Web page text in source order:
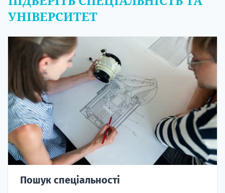
УНІВЕРСИТЕТ
Пошук спеціальності